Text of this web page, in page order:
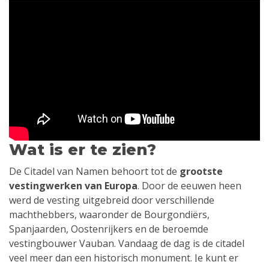
Wat is er te zien?
De Citadel van Namen behoort tot de grootste
vestingwerken van Europa. Door de eeuwen heen
werd de vesting uitgebreid door verschillende
machthebbers, waaronder de Bourgondiërs,
Spanjaarden, Oostenrijkers en de beroemde
vestingbouwer Vauban. Vandaag de dag is de citadel
veel meer dan een historisch monument. Je kunt er